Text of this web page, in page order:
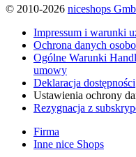
© 2010-2026 niceshops
Impressum i warunki
Ochrona danych
Ogólne Warunki
umowy
Deklaracja dostępności
Ustawienia ochrony
Rezygnacja z
Firma
Inne nice Shops